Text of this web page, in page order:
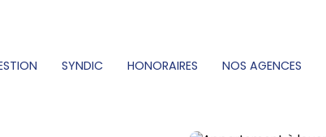
SYNDIC HONORAIRES NOS AGENCES